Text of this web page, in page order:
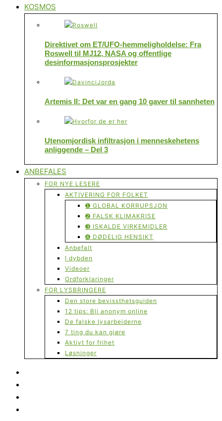
KOSMOS
Direktivet om ET/UFO-hemmeligholdelse: Fra
Roswell til MJ12, NASA og offentlige
desinformasjonsprosjekter
Artemis II: Det var en gang 10 gaver til sannheten
Utenomjordisk infiltrasjon i menneskehetens
anliggende – Del 3
ANBEFALES
FOR NYE LESERE
AKTIVERING FOR FOLKET
➊ GLOBAL KORRUPSJON
➋ FALSK KLIMAKRISE
➌ ISKALDE VIRKEMIDLER
➍ DØDELIG HENSIKT
Anbefalt
I dybden
Videoer
Ordforklaringer
FOR LYSBRINGERE
Den store bevissthetsguiden
12 tips: Bli anonym online
De falske lysarbeiderne
7 ting du kan gjøre
Aktivt for frihet
Løsninger